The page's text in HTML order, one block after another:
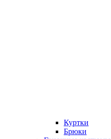
Куртки
Брюки